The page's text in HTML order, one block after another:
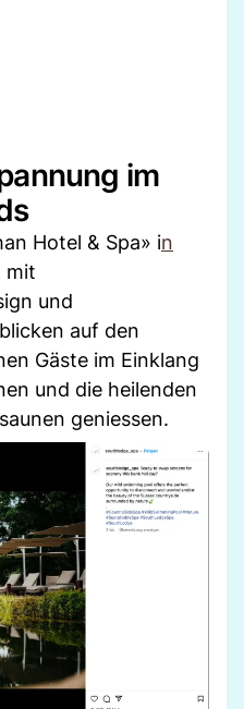
im
Hotel & Spa» in
mit
und
auf den
Gäste im Einklang
und die heilenden
geniessen.